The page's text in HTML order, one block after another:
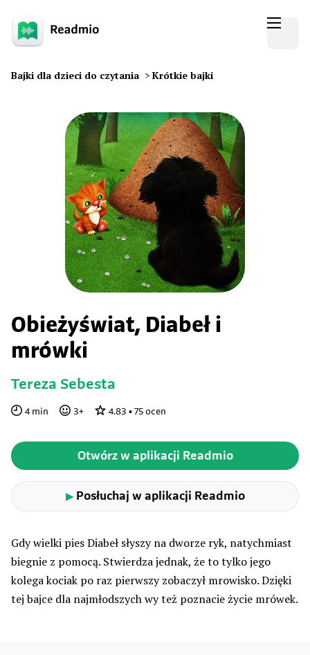
Bajki dla dzieci do czytania > Krótkie bajki
Obieżyświat, Diabeł i
mrówki
Tereza Sebesta
4min 3+ 4.83 • 75 ocen
Otwórz w aplikacji Readmio
▶Posłuchaj w aplikacji Readmio
Gdy wielki pies Diabeł słyszy na dworze ryk, natychmiast
biegnie z pomocą. Stwierdza jednak, że to tylko jego
kolega kociak po raz pierwszy zobaczył mrowisko. Dzięki
tej bajce dla najmłodszych wy też poznacie życie mrówek.